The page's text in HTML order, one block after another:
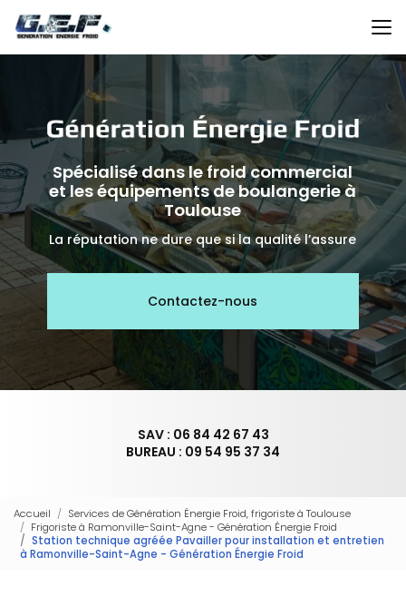
au
contenu
principal
Spécialisé dans le froid commercial
et les équipements de boulangerie à
Toulouse
La réputation ne dure que si la qualité l’assure
Contactez-nous
SAV : 06 84 42 67 43
BUREAU : 09 54 95 37 34
Accueil
Services de Génération Énergie Froid, frigoriste à Toulouse
Frigoriste à Ramonville-Saint-Agne - Génération Énergie Froid
Station technique agréée Pavailler pour installation et entretien
à Ramonville-Saint-Agne - Génération Énergie Froid